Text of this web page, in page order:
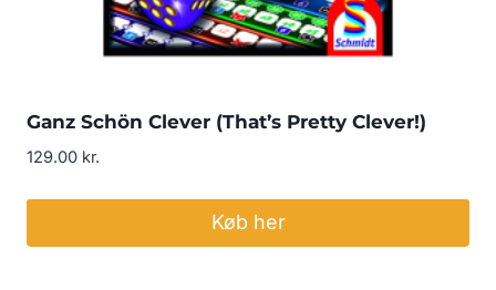
Ganz Schön Clever (That’s Pretty Clever!)
129.00 kr.
Køb her